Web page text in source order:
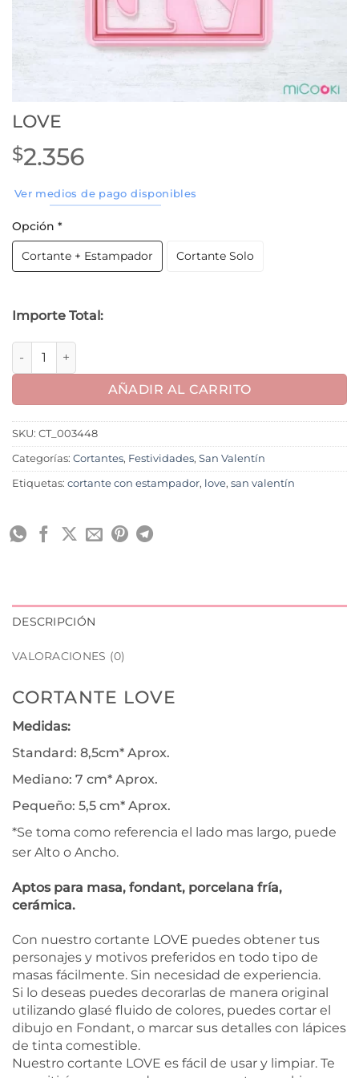
LOVE
$2.356
Ver medios de pago disponibles
Opción *
Cortante + Estampador Cortante Solo
Importe Total:
LOVE cantidad
AÑADIR AL CARRITO
SKU: CT_003448
Categorías: Cortantes, Festividades, San Valentín
Etiquetas: cortante con estampador, love, san valentín
DESCRIPCIÓN
VALORACIONES (0)
CORTANTE LOVE
Medidas:
Standard: 8,5cm* Aprox.
Mediano: 7 cm* Aprox.
Pequeño: 5,5 cm* Aprox.
*Se toma como referencia el lado mas largo, puede
ser Alto o Ancho.
Aptos para masa, fondant, porcelana fría,
cerámica.
Con nuestro cortante LOVE puedes obtener tus
personajes y motivos preferidos en todo tipo de
masas fácilmente. Sin necesidad de experiencia.
Si lo deseas puedes decorarlas de manera original
utilizando glasé fluido de colores, puedes cortar el
dibujo en Fondant, o marcar sus detalles con lápices
de tinta comestible.
Nuestro cortante LOVE es fácil de usar y limpiar. Te